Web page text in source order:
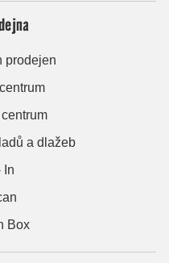
prodejen
a dlažeb
In
Box